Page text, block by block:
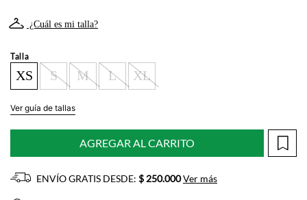
¿Cuál es mi talla?
Talla
XS S M L XL
Ver guía de tallas
AGREGAR AL CARRITO
ENVÍO GRATIS DESDE: $ 250.000Ver más